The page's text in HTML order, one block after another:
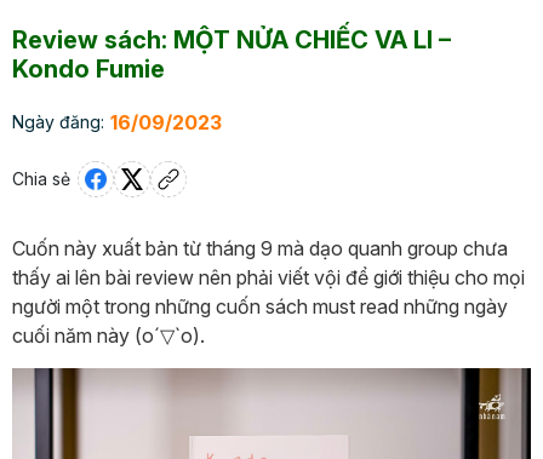
Review sách: MỘT NỬA CHIẾC VA LI –
Kondo Fumie
Ngày đăng: 16/09/2023
Chia sẻ
Cuốn này xuất bản từ tháng 9 mà dạo quanh group chưa
thấy ai lên bài review nên phải viết vội để giới thiệu cho mọi
người một trong những cuốn sách must read những ngày
cuối năm này (o´▽`o).